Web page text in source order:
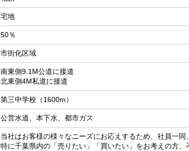
宅地
50％
市街化区域
南東側9.1M公道に接道
北東側4M私道に接道
第三中学校（1600m）
公営水道、本下水、都市ガス
当社はお客様の様々なニーズにお応えするため、社員一
特に千葉県内の「売りたい」「買いたい」をお考えの方